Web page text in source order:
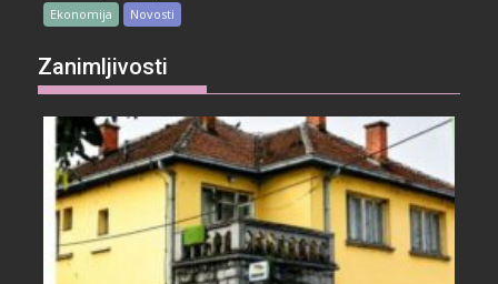
Ekonomija Novosti
Zanimljivosti